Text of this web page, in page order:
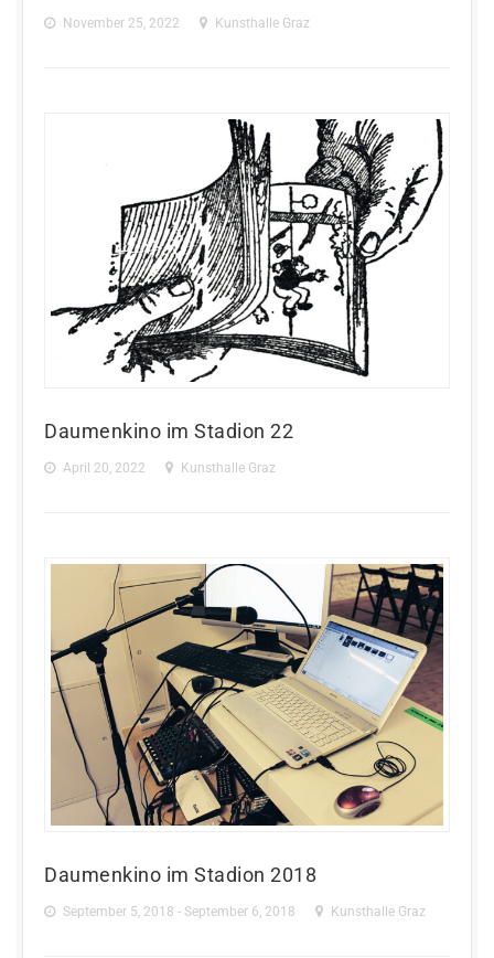
November 25, 2022 Kunsthalle Graz
Daumenkino im Stadion 22
April 20, 2022 Kunsthalle Graz
Daumenkino im Stadion 2018
September 5, 2018 - September 6, 2018 Kunsthalle Graz